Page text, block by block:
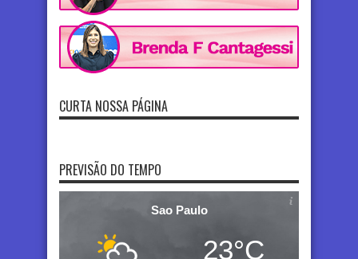
CURTA NOSSA PÁGINA
PREVISÃO DO TEMPO
Sao Paulo
23°C